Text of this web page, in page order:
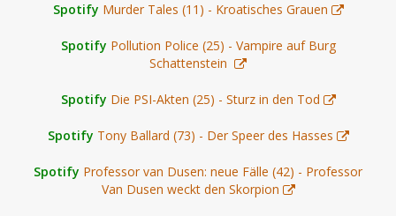
Spotify Murder Tales (11) - Kroatisches Grauen
Spotify Pollution Police (25) - Vampire auf Burg
Schattenstein
Spotify Die PSI-Akten (25) - Sturz in den Tod
Spotify Tony Ballard (73) - Der Speer des Hasses
Spotify Professor van Dusen: neue Fälle (42) - Professor
Van Dusen weckt den Skorpion